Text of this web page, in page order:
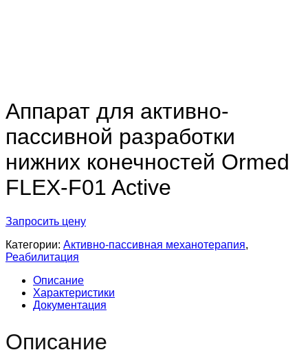
Аппарат для активно-
пассивной разработки
нижних конечностей Ormed
FLEX-F01 Active
Запросить цену
Категории: Активно-пассивная механотерапия,
Реабилитация
Описание
Характеристики
Документация
Описание